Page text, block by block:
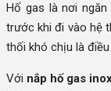
Hố gas là nơi
trước khi đi vào hệ
thối khó chịu là
Với nắp hố gas